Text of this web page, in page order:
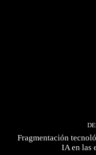
Fragmentación
IA en las